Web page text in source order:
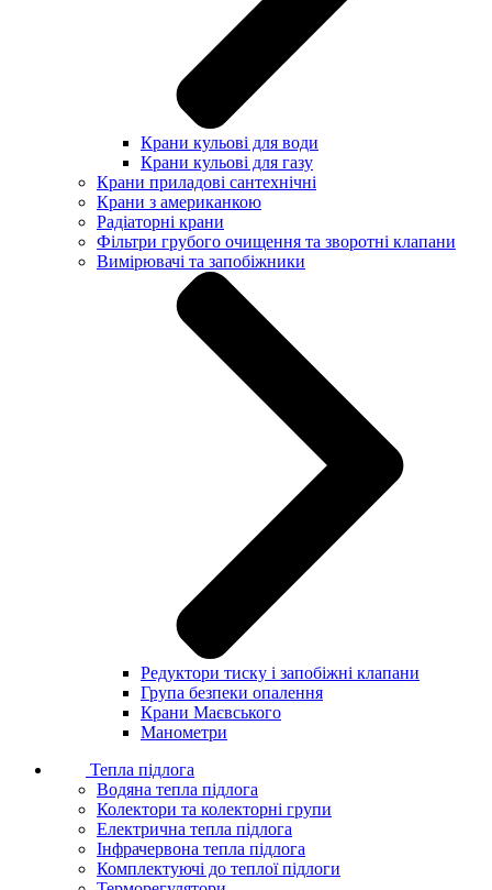
Крани кульові для води
Крани кульові для газу
Крани приладові сантехнічні
Крани з американкою
Радіаторні крани
Фільтри грубого очищення та зворотні клапани
Вимірювачі та запобіжники
Редуктори тиску і запобіжні клапани
Група безпеки опалення
Крани Маєвського
Манометри
Тепла підлога
Водяна тепла підлога
Колектори та колекторні групи
Електрична тепла підлога
Інфрачервона тепла підлога
Комплектуючі до теплої підлоги